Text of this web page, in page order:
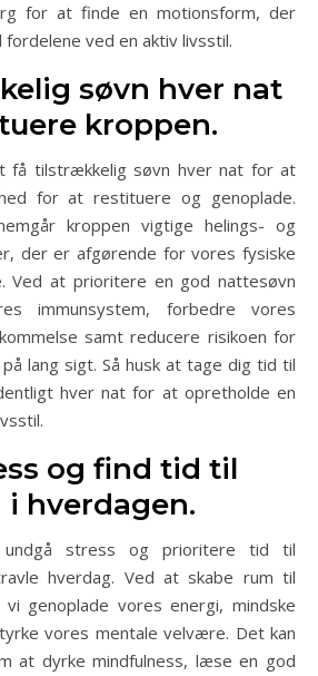
for at finde en motionsform, der
ved en aktiv livsstil.
søvn hver nat
kroppen.
få tilstrækkelig søvn hver nat for at
for at restituere og genoplade.
kroppen vigtige helings- og
der er afgørende for vores fysiske
Ved at prioritere en god nattesøvn
immunsystem, forbedre vores
samt reducere risikoen for
lang sigt. Så husk at tage dig tid til
hver nat for at opretholde en
og find tid til
hverdagen.
stress og prioritere tid til
hverdag. Ved at skabe rum til
genoplade vores energi, mindske
vores mentale velvære. Det kan
at dyrke mindfulness, læse en god